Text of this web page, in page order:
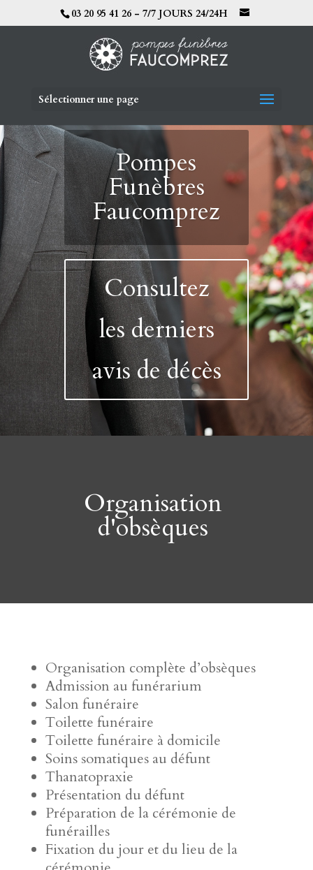
03 20 95 41 26 - 7/7 JOURS 24/24H
Sélectionner une page
Pompes
Funèbres
Faucomprez
Consultez
les derniers
avis de décès
Organisation
d'obsèques
Organisation complète d’obsèques
Admission au funérarium
Salon funéraire
Toilette funéraire
Toilette funéraire à domicile
Soins somatiques au défunt
Thanatopraxie
Présentation du défunt
Préparation de la cérémonie de
funérailles
Fixation du jour et du lieu de la